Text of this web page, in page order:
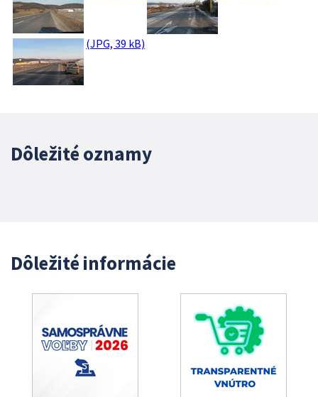
(JPG, 39 kB)
Dôležité oznamy
Dôležité informácie